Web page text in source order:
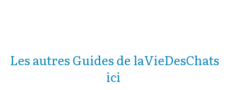
Les autres Guides de laVieDesChats
ici